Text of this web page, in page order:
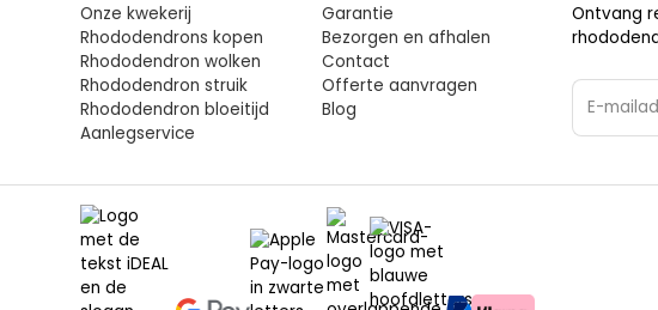
Onze kwekerij
Rhododendrons kopen
Rhododendron wolken
Rhododendron struik
Rhododendron bloeitijd
Aanlegservice
Garantie
Bezorgen en afhalen
Contact
Offerte aanvragen
Blog
Ontvang